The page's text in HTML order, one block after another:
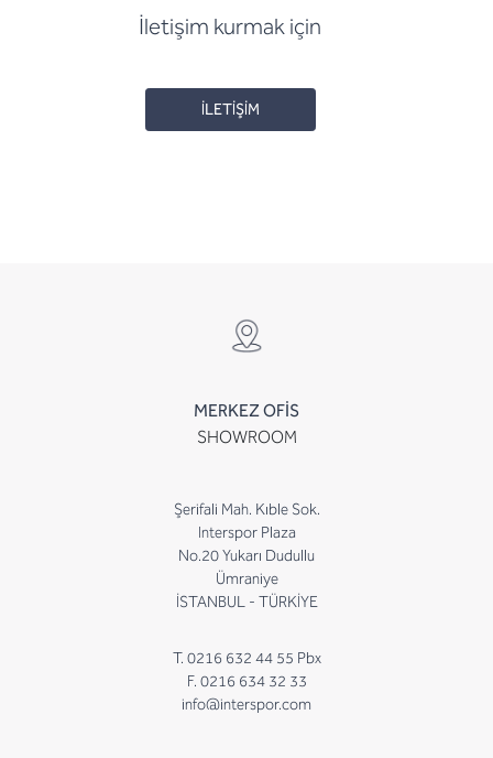
İletişim kurmak için
İLETİŞİM
MERKEZ OFİS
SHOWROOM
Şerifali Mah. Kıble Sok.
Interspor Plaza
No.20 Yukarı Dudullu
Ümraniye
İSTANBUL - TÜRKİYE
T. 0216 632 44 55 Pbx
F. 0216 634 32 33
info@interspor.com